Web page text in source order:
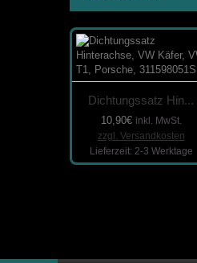
Dichtungssatz Hin...
10,90€ inkl. MwSt.
zzgl. Versandkosten
Lieferzeit: 2-3 Werktage